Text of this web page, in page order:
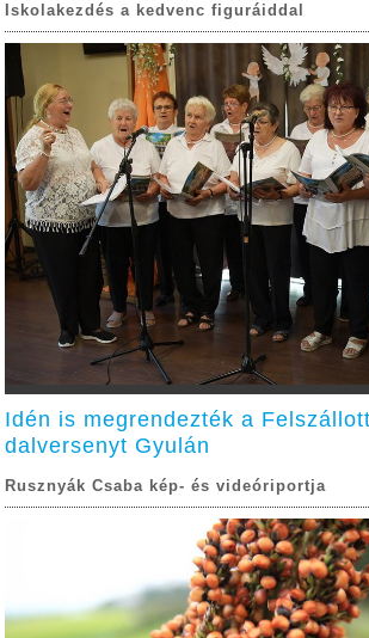
Iskolakezdés a kedvenc figuráiddal
Idén is megrendezték a
dalversenyt Gyulán
Rusznyák Csaba kép- és videóriportja